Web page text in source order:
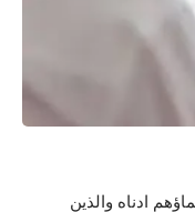
ادناه والذين